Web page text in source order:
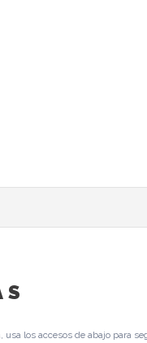
los accesos de abajo para